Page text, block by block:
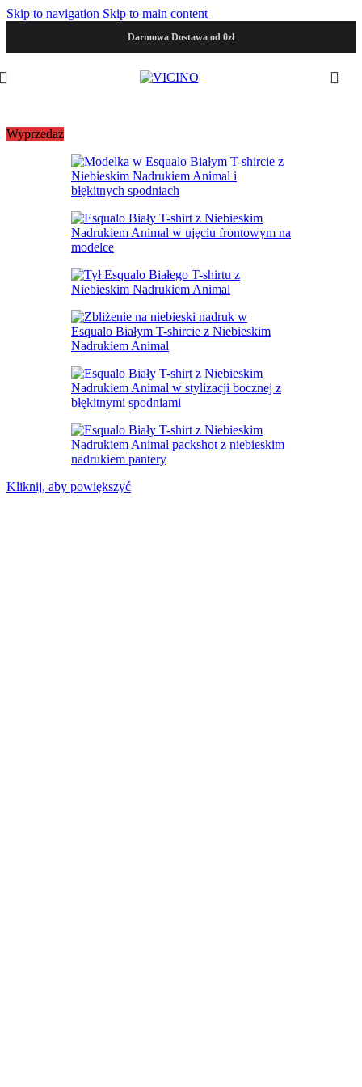
Skip to navigation Skip to main content
Darmowa Dostawa od 0zł
Wyprzedaż
Kliknij, aby powiększyć